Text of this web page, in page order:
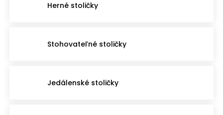
Herné stoličky
Stohovateľné stoličky
Jedálenské stoličky